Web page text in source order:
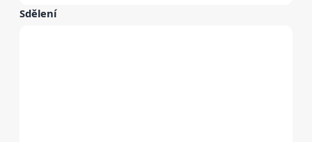
Sdělení